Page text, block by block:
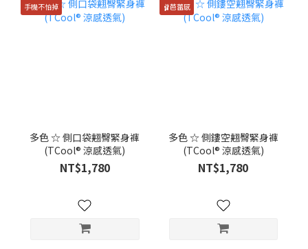
手機不怕掉
多色 ☆ 側口袋翹臀緊身褲
(TCool® 涼感透氣)
NT$1,780
🩰芭蕾感
多色 ☆ 側鏤空翹臀緊身褲
(TCool® 涼感透氣)
NT$1,780